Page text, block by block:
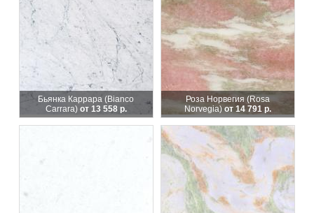
Бьянка Каррара (Bianco
Carrara) от 13 558 р.
Роза Норвегия (Rosa
Norvegia) от 14 791 р.